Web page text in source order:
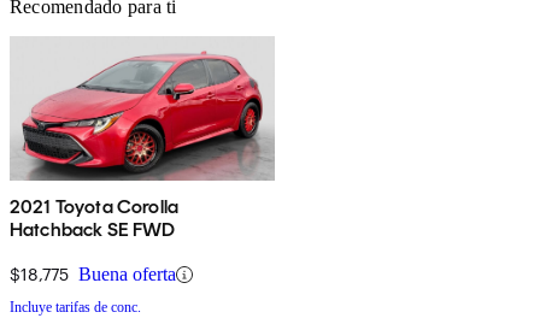
Recomendado para ti
2021 Toyota Corolla
Hatchback SE FWD
$18,775 Buena oferta
Incluye tarifas de conc.